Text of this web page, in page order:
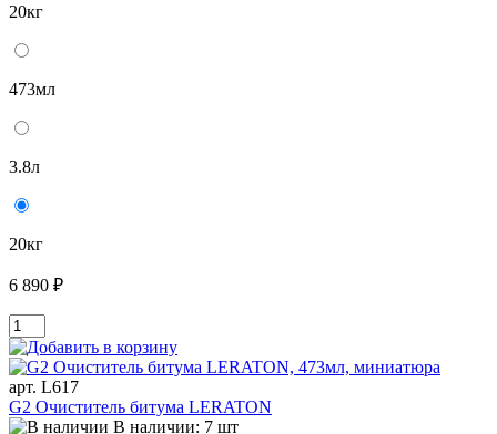
20кг
473мл
3.8л
20кг
6 890 ₽
арт. L617
G2 Очиститель битума LERATON
В наличии: 7 шт